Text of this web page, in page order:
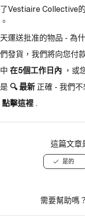
Vestiaire Collective
運送批准的物品 - 為
發貨，我們將向您付
在5個工作日內 ，或
🔍 最新 正確 - 我們不
點擊這裡
這篇文章
是的
需要幫助嗎？